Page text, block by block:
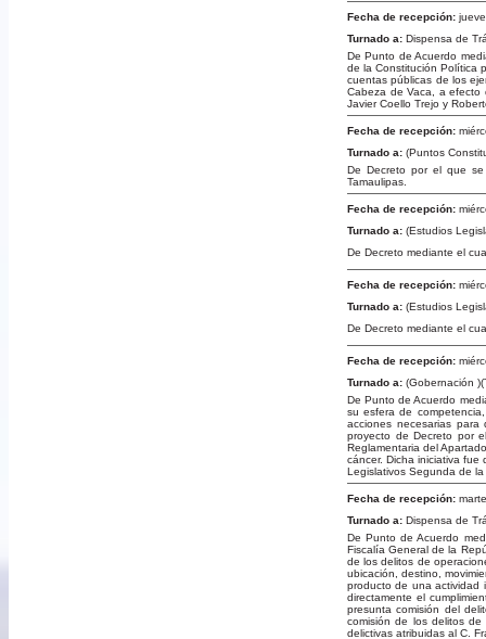
Fecha de recepción:
Turnado a: Dispensa de
De Punto de Acuerdo
de la Constitución Política
cuentas públicas de los
Cabeza de Vaca, a efecto
Javier Coello Trejo y
Fecha de recepción:
Turnado a: (Puntos
De Decreto por el que
Tamaulipas.
Fecha de recepción:
Turnado a: (Estudios
De Decreto mediante el
Fecha de recepción:
Turnado a: (Estudios
De Decreto mediante el
Fecha de recepción:
Turnado a: (Gobernación
De Punto de Acuerdo
su esfera de
acciones necesarias
proyecto de Decreto por
Reglamentaria del
cáncer. Dicha iniciativa
Legislativos Segunda de
Fecha de recepción:
Turnado a: Dispensa de
De Punto de Acuerdo
Fiscalía General de la
de los delitos de
ubicación, destino,
producto de una actividad
directamente el
presunta comisión del
comisión de los delitos
delictivas atribuidas al C.